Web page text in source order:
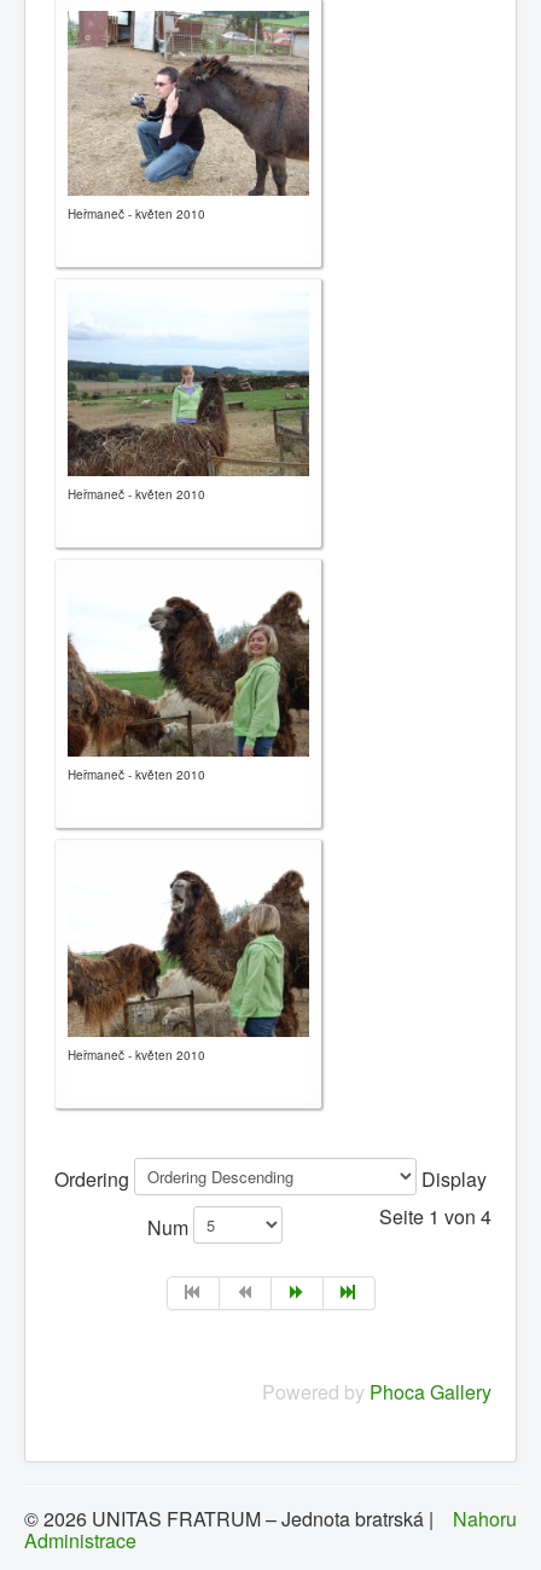
Heřmaneč - květen 2010
Heřmaneč - květen 2010
Heřmaneč - květen 2010
Heřmaneč - květen 2010
Ordering
Display
Num
Seite 1 von 4
Powered by Phoca Gallery
Nahoru
© 2026 UNITAS FRATRUM – Jednota bratrská |
Administrace